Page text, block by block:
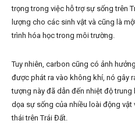
trọng trong việc hỗ trợ sự sống trên
lượng cho các sinh vật và cũng là
trình hóa học trong môi trường.
Tuy nhiên, carbon cũng có ảnh
được phát ra vào không khí, nó gây
tượng này đã dẫn đến nhiệt độ
dọa sự sống của nhiều loài động vật
thái trên Trái Đất.